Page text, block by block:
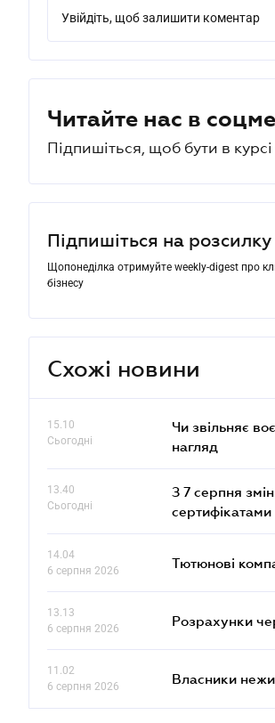
Увійдіть, щоб залишити коментар
Читайте нас в
Підпишіться, щоб бути в
Підпишіться на розсилку
Щопонеділка отримуйте weekly-digest про
бізнесу
Схожі новини
15.10
Сьогодні
Чи звільняє
нагляд
13.40
Сьогодні
З 7 серпня
сертифікатами
14.04
6 серпня 2026
Тютюнові
13.13
6 серпня 2026
Розрахунки
11.02
6 серпня 2026
Власники